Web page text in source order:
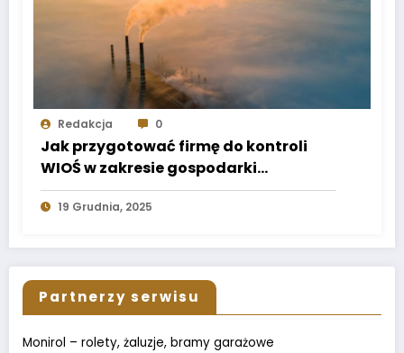
Redakcja 0
Jak przygotować firmę do kontroli
WIOŚ w zakresie gospodarki
odpadami?
19 Grudnia, 2025
Partnerzy serwisu
Monirol – rolety, żaluzje, bramy garażowe